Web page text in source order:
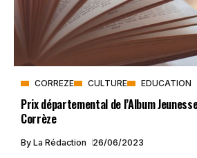
CORREZE CULTURE EDUCATION
Prix départemental de l’Album
Corrèze
By La Rédaction 26/06/2023